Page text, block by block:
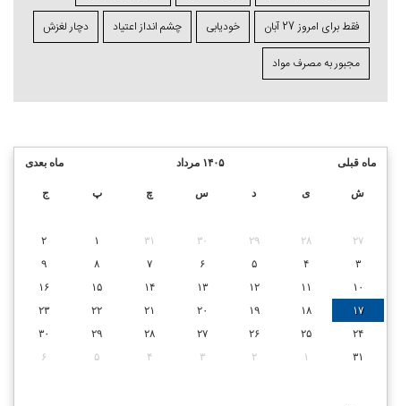
فقط برای امروز 27 آبان خودیابی چشم⁯ انداز اعتیاد دچار لغزش
مجبور به مصرف مواد
ماه بعدی ۱۴۰۵ مرداد ماه قبلی
ش ی د س چ پ ج
۲۷ ۲۸ ۲۹ ۳۰ ۳۱ ۱
۲
۳
۴ ۵ ۶ ۷ ۸
۹
۱۰
۱۱ ۱۲ ۱۳ ۱۴ ۱۵
۱۶
۱۷
۱۸ ۱۹ ۲۰ ۲۱ ۲۲
۲۳
۲۴
۲۵ ۲۶ ۲۷ ۲۸ ۲۹
۳۰
۳۱
۱ ۲ ۳ ۴ ۵ ۶